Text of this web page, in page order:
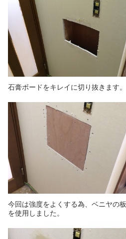
石膏ボードをキレイに切り抜きます。
今回は強度をよくする為、ベニヤの板
を使用しました。